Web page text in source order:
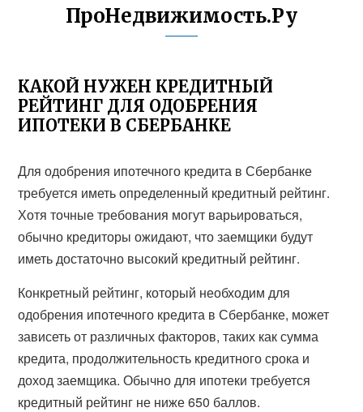
ПроНедвижимость.Ру
КАКОЙ НУЖЕН КРЕДИТНЫЙ
РЕЙТИНГ ДЛЯ ОДОБРЕНИЯ
ИПОТЕКИ В СБЕРБАНКЕ
Для одобрения ипотечного кредита в Сбербанке
требуется иметь определенный кредитный рейтинг.
Хотя точные требования могут варьироваться,
обычно кредиторы ожидают, что заемщики будут
иметь достаточно высокий кредитный рейтинг.
Конкретный рейтинг, который необходим для
одобрения ипотечного кредита в Сбербанке, может
зависеть от различных факторов, таких как сумма
кредита, продолжительность кредитного срока и
доход заемщика. Обычно для ипотеки требуется
кредитный рейтинг не ниже 650 баллов.